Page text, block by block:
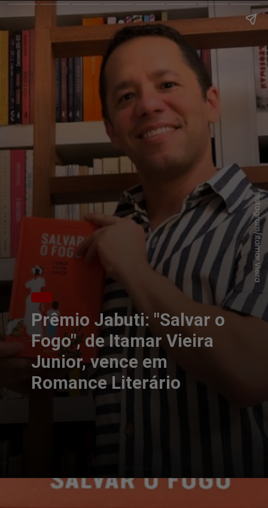
Prêmio Jabuti: "Salvar o
Fogo", de Itamar Vieira
Junior, vence em
Romance Literário
Instagram/Itamar Vieira